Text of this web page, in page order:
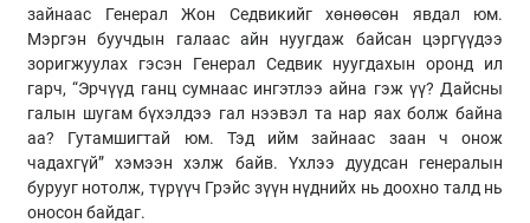
зайнаас Генерал Жон Седвикийг хөнөөсөн явдал юм.
Мэргэн буучдын галаас айн нуугдаж байсан цэргүүдээ
зоригжуулах гэсэн Генерал Седвик нуугдахын оронд ил
гарч, “Эрчүүд ганц сумнаас ингэтлээ айна гэж үү? Дайсны
галын шугам бүхэлдээ гал нээвэл та нар яах болж байна
аа? Гутамшигтай юм. Тэд ийм зайнаас заан ч онож
чадахгүй” хэмээн хэлж байв. Үхлээ дуудсан генералын
бурууг нотолж, түрүүч Грэйс зүүн нүднийх нь доохно талд нь
оносон байдаг.